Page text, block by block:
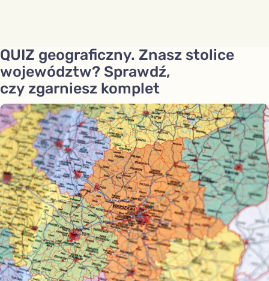
QUIZ geograficzny. Znasz stolice
województw? Sprawdź,
czy zgarniesz komplet